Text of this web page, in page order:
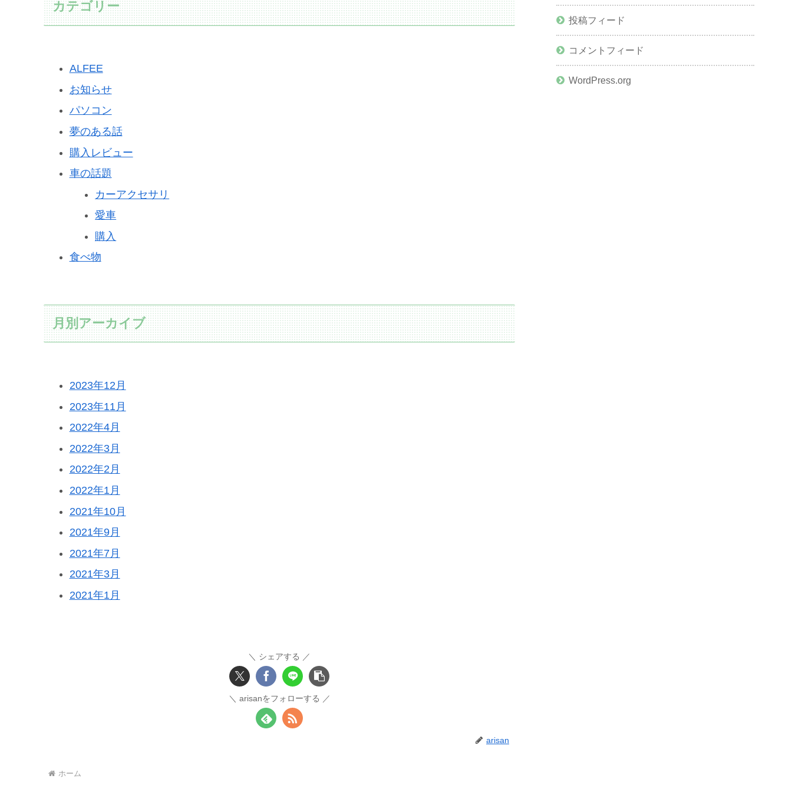
カテゴリー
ALFEE
お知らせ
パソコン
夢のある話
購入レビュー
車の話題
カーアクセサリ
愛車
購入
食べ物
月別アーカイブ
2023年12月
2023年11月
2022年4月
2022年3月
2022年2月
2022年1月
2021年10月
2021年9月
2021年7月
2021年3月
2021年1月
シェアする
arisanをフォローする
arisan
ホーム
投稿フィード
コメントフィード
WordPress.org